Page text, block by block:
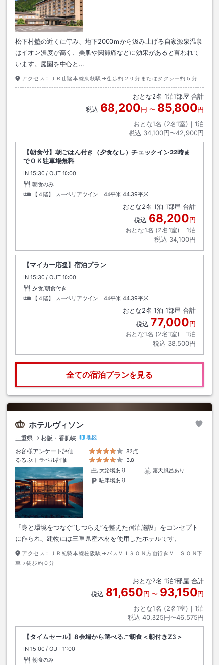
松下村塾の近くに佇み、地下2000ｍから汲み上げる自家源泉温泉
はイオン濃度が高く、美肌や関節痛などに効果があると言われて
います。庭園を中心と…
アクセス： ＪＲ山陰本線東萩駅→徒歩約２０分またはタクシー約５分
おとな2名 1泊1部屋 合計
税込 68,200円 〜 85,800円
おとな1名 (2名1室)｜ 1泊
税込 34,100円〜42,900円
【朝食付】朝ごはん付き（夕食なし）チェックイン22時ま
でＯＫ駐車場無料
IN チェックイン
15:30 / OUT チェックアウト
10:00
朝食のみ
【４階】 スーペリアツイン 44平米 44.39平米
おとな2名 1泊 1部屋 合計
税込 68,200円
おとな1名 (2名1室)｜ 1泊
税込 34,100円
【マイカー応援】宿泊プラン
IN チェックイン
15:30 / OUT チェックアウト
10:00
夕食/朝食付き
【４階】 スーペリアツイン 44平米 44.39平米
おとな2名 1泊 1部屋 合計
税込 77,000円
おとな1名 (2名1室)｜ 1泊
税込 38,500円
全ての宿泊プランを見る
ホテルヴィソン
三重県 松阪・香肌峡
地図
お客様アンケート評価
82点
るるぶトラベル評価
3.8
大浴場あり
露天風呂あり
駐車場あり
「身と環境をつなぐ“しつらえ”を整えた宿泊施設」をコンセプト
に作られ、建物には三重県産木材を使用したホテルです。
アクセス：
ＪＲ紀勢本線松阪駅→バスＶＩＳＯＮ方面行きＶＩＳＯＮ下
車→徒歩約０分
おとな2名 1泊1部屋 合計
税込 81,650円 〜 93,150円
おとな1名 (2名1室)｜ 1泊
税込 40,825円〜46,575円
【タイムセール】8会場から選べるご朝食＜朝付きZ3＞
IN チェックイン
15:00 / OUT チェックアウト
11:00
朝食のみ